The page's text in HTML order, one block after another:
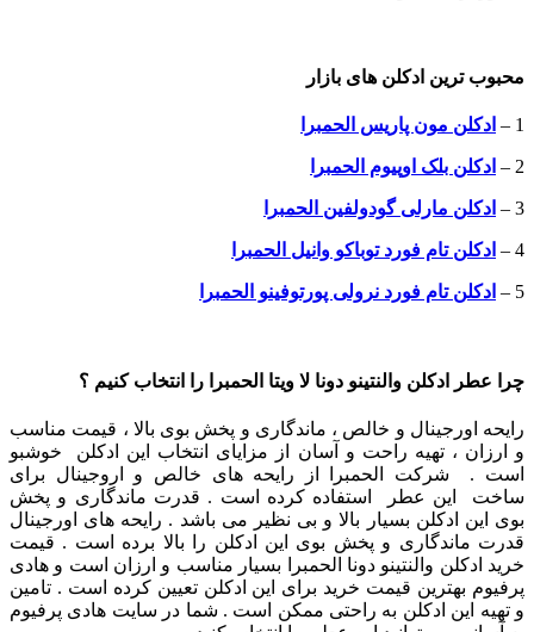
محبوب ترین ادکلن های بازار
1 – ادکلن مون پاریس الحمبرا
2 – ادکلن بلک اوپیوم الحمبرا
3 – ادکلن مارلی گودولفین الحمبرا
4 – ادکلن تام فورد توباکو وانیل الحمبرا
5 – ادکلن تام فورد نرولی پورتوفینو الحمبرا
چرا عطر ادکلن والنتینو دونا لا ویتا الحمبرا را انتخاب کنیم ؟
رایحه اورجینال و خالص ، ماندگاری و پخش بوی بالا ، قیمت مناسب
و ارزان ، تهیه راحت و آسان از مزایای انتخاب این ادکلن خوشبو
است . شرکت الحمبرا از رایحه های خالص و اروجینال برای
ساخت این عطر استفاده کرده است . قدرت ماندگاری و پخش
بوی این ادکلن بسیار بالا و بی نظیر می باشد . رایحه های اورجینال
قدرت ماندگاری و پخش بوی این ادکلن را بالا برده است . قیمت
خرید ادکلن والنتینو دونا الحمبرا بسیار مناسب و ارزان است و هادی
پرفیوم بهترین قیمت خرید برای این ادکلن تعیین کرده است . تامین
و تهیه این ادکلن به راحتی ممکن است . شما در سایت هادی پرفیوم